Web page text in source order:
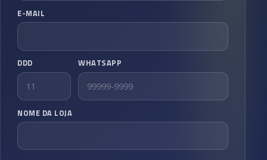
E-MAIL
DDD WHATSAPP
NOME DA LOJA